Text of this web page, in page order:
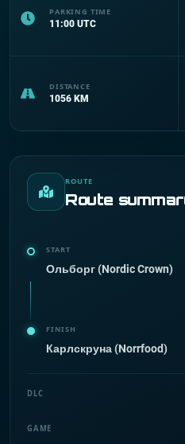
PARKING TIME
11:00 UTC
DISTANCE
1056 KM
ROUTE
Route
START
Ольборг (Nordic Crown)
FINISH
Карлскруна (Norrfood)
DLC
GAME